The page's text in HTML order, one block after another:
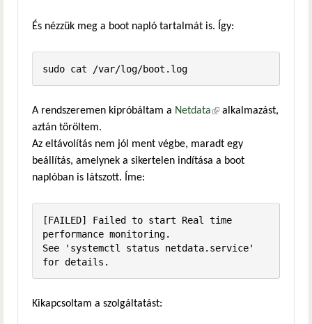
És nézzük meg a boot napló tartalmát is. Így:
sudo cat /var/log/boot.log
A rendszeremen kipróbáltam a Netdata(külső hivatkozás)
alkalmazást,
aztán töröltem.
Az eltávolítás nem jól ment végbe, maradt egy
beállítás, amelynek a sikertelen indítása a boot
naplóban is látszott. Íme:
[FAILED] Failed to start Real time
performance monitoring.
See 'systemctl status netdata.service'
for details.
Kikapcsoltam a szolgáltatást: